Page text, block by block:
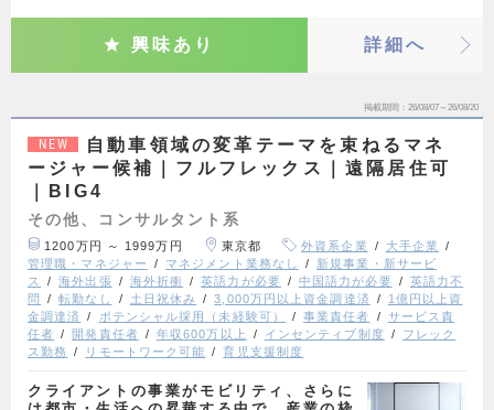
興味あり 詳細へ
掲載期間 26/08/07～26/08/20
NEW
自動車領域の変革テーマを束ねるマネ
ージャー候補｜フルフレックス｜遠隔居住可
｜BIG4
その他、コンサルタント系
1200万円 ～ 1999万円 東京都 外資系企業
大手企業
管理職・マネジャー
マネジメント業務なし
新規事業・新サービ
ス
海外出張 海外折衝 英語力が必要 中国語力が必要
英語力不
問
転勤なし 土日祝休み 3,000万円以上資金調達済
1億円以上資
金調達済
ポテンシャル採用（未経験可） 事業責任者
サービス責
任者
開発責任者 年収600万以上 インセンティブ制度
フレック
ス勤務
リモートワーク可能 育児支援制度
クライアントの事業がモビリティ、さらに